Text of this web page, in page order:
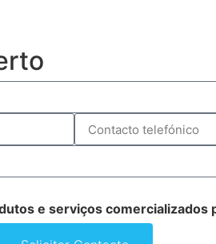
e serviços comercializados